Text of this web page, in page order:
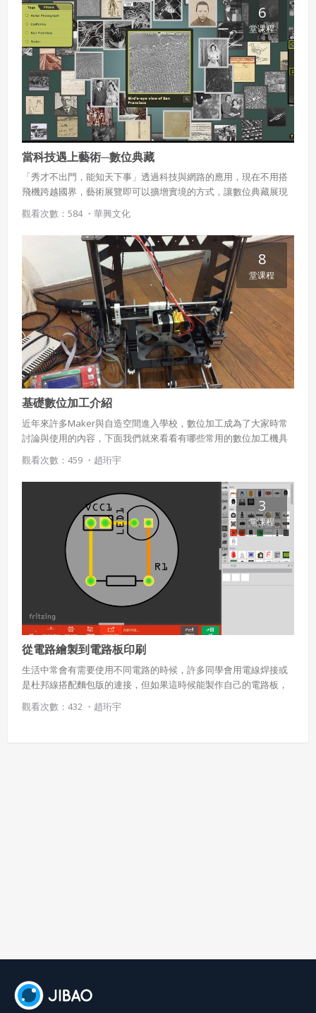
6
堂课程
當科技遇上藝術─數位典藏
「秀才不出門，能知天下事」透過科技與網路的應用，現在不用搭
飛機跨越國界，藝術展覽即可以擴增實境的方式，讓數位典藏展現
在螢幕眼前，就如同親身經歷般。本課程帶領學生透過新科技的應
用，瀏覽世界各地的知名博物館，體驗科技所帶來的虛擬視覺展
覽，開啟視覺藝術饗宴。
觀看次數：584 ・ 華興文化
8
堂课程
基礎數位加工介紹
近年來許多Maker與自造空間進入學校，數位加工成為了大家時常
討論與使用的內容，下面我們就來看看有哪些常用的數位加工機具
吧。
觀看次數：459 ・ 趙珩宇
3
堂课程
從電路繪製到電路板印刷
生活中常會有需要使用不同電路的時候，許多同學會用電線焊接或
是杜邦線搭配麵包版的連接，但如果這時候能製作自己的電路板，
則可以省下許多的裝置空間。
觀看次數：432 ・ 趙珩宇